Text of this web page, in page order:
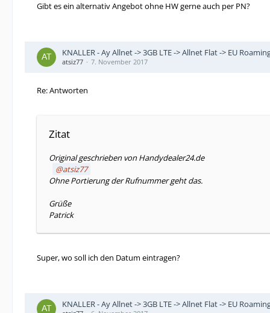
Gibt es ein alternativ Angebot ohne HW gerne auch per PN?
KNALLER - Ay Allnet -> 3GB LTE -> Allnet Flat -> EU
atsiz77 7. November 2017
Re: Antworten
Zitat
Original geschrieben von Handydealer24.de
atsiz77
Ohne Portierung der Rufnummer geht das.
Grüße
Patrick
Super, wo soll ich den Datum eintragen?
KNALLER - Ay Allnet -> 3GB LTE -> Allnet Flat -> EU